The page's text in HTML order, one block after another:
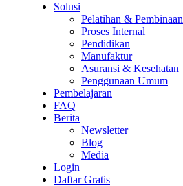
Solusi
Pelatihan & Pembinaan
Proses Internal
Pendidikan
Manufaktur
Asuransi & Kesehatan
Penggunaan Umum
Pembelajaran
FAQ
Berita
Newsletter
Blog
Media
Login
Daftar Gratis